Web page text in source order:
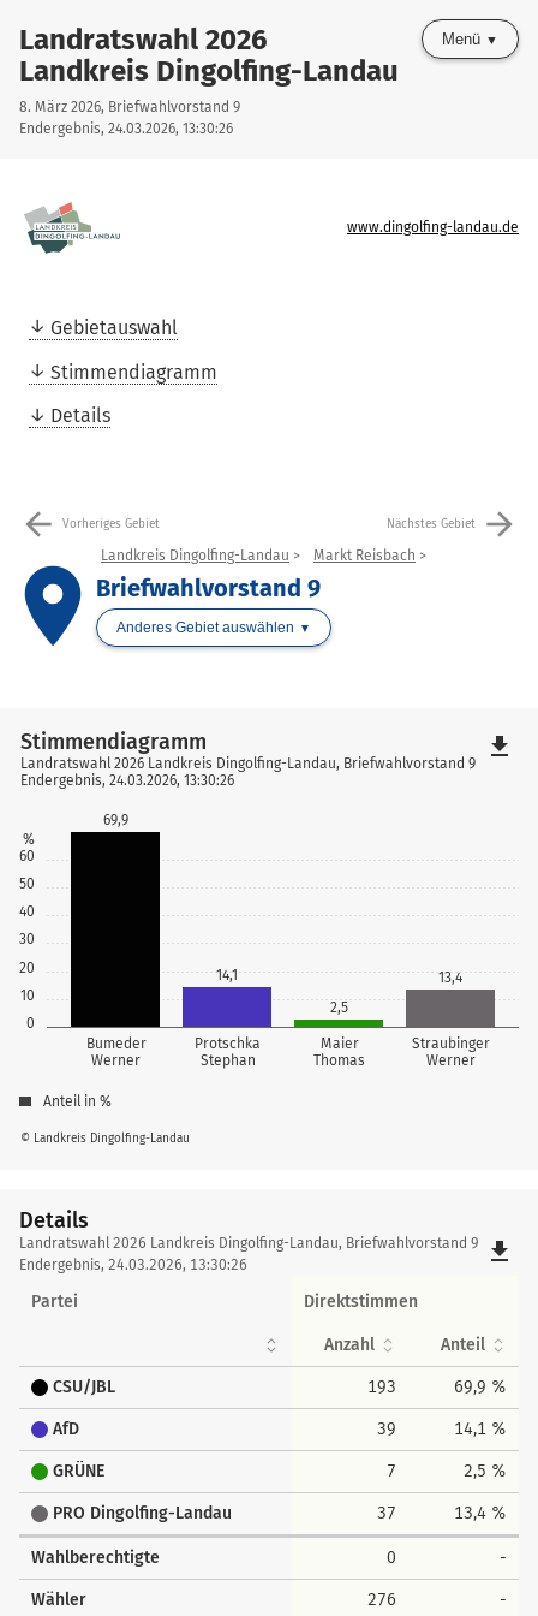
Landratswahl 2026
Landkreis Dingolfing-Landau
8. März 2026, Briefwahlvorstand 9
Endergebnis, 24.03.2026, 13:30:26
Menü
www.dingolfing-landau.de
Gebietauswahl
Stimmendiagramm
Details
arrow_back Vorheriges Gebiet Nächstes Gebiet arrow_forward
place
Landkreis Dingolfing-Landau Markt Reisbach
Briefwahlvorstand 9
Anderes Gebiet auswählen
0
10
20
30
40
50
60
%
Bumeder
Werner
Protschka
Stephan
Maier
Thomas
Straubinger
Werner
69,9
14,1
2,5
13,4
© Landkreis Dingolfing-Landau
Stimmendiagramm
Landratswahl 2026 Landkreis Dingolfing-Landau, Briefwahlvorstand 9
Endergebnis, 24.03.2026, 13:30:26
Anteil in %
file_download
Details
Details
Landratswahl 2026 Landkreis Dingolfing-Landau, Briefwahlvorstand 9
Endergebnis, 24.03.2026, 13:30:26
file_download
Partei Direktstimmen
Anzahl Anteil
CSU/JBL 193 69,9 %
AfD 39 14,1 %
GRÜNE 7 2,5 %
PRO Dingolfing-Landau 37 13,4 %
Wahlberechtigte 0 -
Wähler 276 -